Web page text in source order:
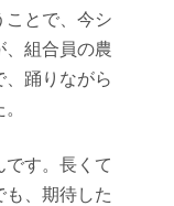
ことで、今シ
、組合員の農
踊りながら
す。長くて
、期待した